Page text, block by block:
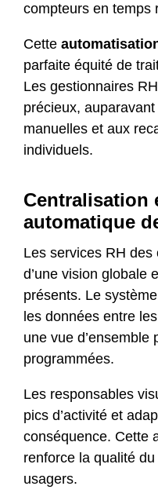
compteurs en temps
Cette
parfaite équité de
Les gestionnaires
précieux,
manuelles et aux
individuels.
Centralisation
automatique
Les services RH
d’une vision globale
présents. Le
les données entre
une vue d’ensemble
programmées.
Les responsables
pics d’activité et
conséquence. Cette
renforce la qualité
usagers.